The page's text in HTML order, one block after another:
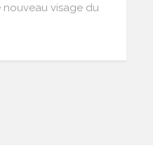
nouveau visage du